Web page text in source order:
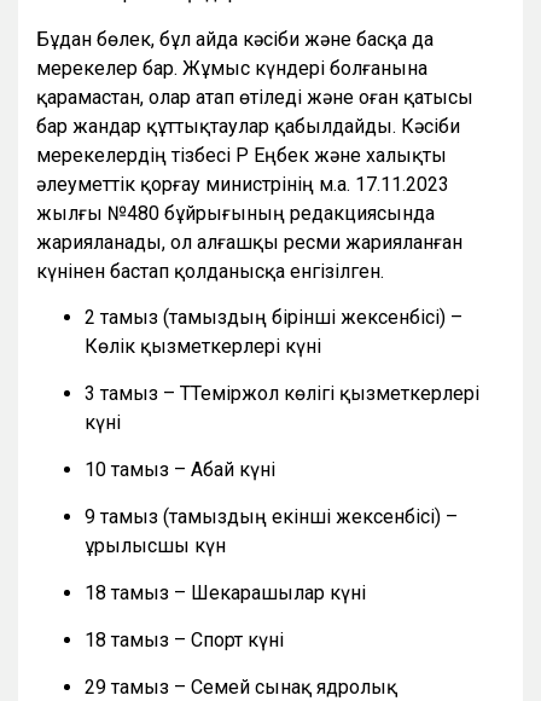
Бұдан бөлек, бұл айда кәсіби және басқа да
мерекелер бар. Жұмыс күндері болғанына
қарамастан, олар атап өтіледі және оған қатысы
бар жандар құттықтаулар қабылдайды. Кәсіби
мерекелердің тізбесі ҚР Еңбек және халықты
әлеуметтік қорғау министрінің м.а. 17.11.2023
жылғы №480 бұйрығының редакциясында
жарияланады, ол алғашқы ресми жарияланған
күнінен бастап қолданысқа енгізілген.
2 тамыз (тамыздың бірінші жексенбісі) –
Көлік қызметкерлері күні
3 тамыз – ТТеміржол көлігі қызметкерлері
күні
10 тамыз – Абай күні
9 тамыз (тамыздың екінші жексенбісі) –
Құрылысшы күн
18 тамыз – Шекарашылар күні
18 тамыз – Спорт күні
29 тамыз – Семей сынақ ядролық